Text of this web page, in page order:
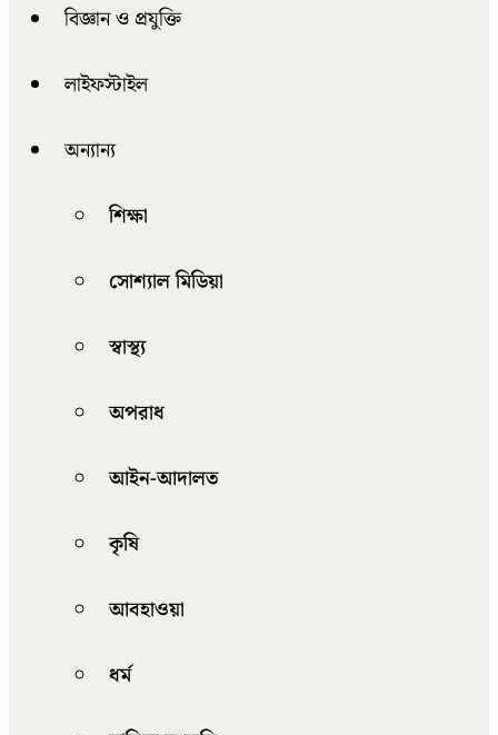
বিজ্ঞান ও প্রযুক্তি
লাইফস্টাইল
অন্যান্য
শিক্ষা
সোশ্যাল মিডিয়া
স্বাস্থ্য
অপরাধ
আইন-আদালত
কৃষি
আবহাওয়া
ধর্ম